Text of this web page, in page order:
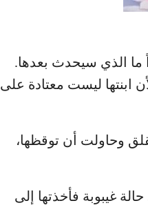
ما الذي سيحدث بعدها.
ابنتها ليست معتادة على
وحاولت أن توقظها،
غيبوبة فأخذتها إلى